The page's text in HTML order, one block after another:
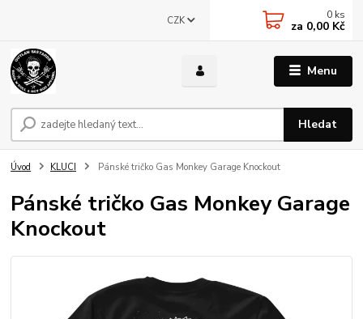
Menu
CZK
Hledat
0 ks
za 0,00 Kč
Úvod KLUCI Pánské tričko Gas Monkey Garage Knockout
Pánské tričko Gas Monkey Garage
Knockout